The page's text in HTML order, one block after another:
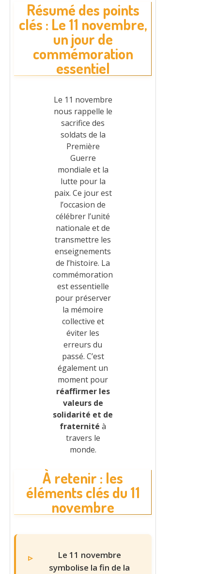
Résumé des points
clés : Le 11 novembre,
un jour de
commémoration
essentiel
Le 11 novembre
nous rappelle le
sacrifice des
soldats de la
Première
Guerre
mondiale et la
lutte pour la
paix. Ce jour est
l’occasion de
célébrer l’unité
nationale et de
transmettre les
enseignements
de l’histoire. La
commémoration
est essentielle
pour préserver
la mémoire
collective et
éviter les
erreurs du
passé. C’est
également un
moment pour
réaffirmer les
valeurs de
solidarité et de
fraternité à
travers le
monde.
À retenir : les
éléments clés du 11
novembre
Le 11 novembre
symbolise la fin de la